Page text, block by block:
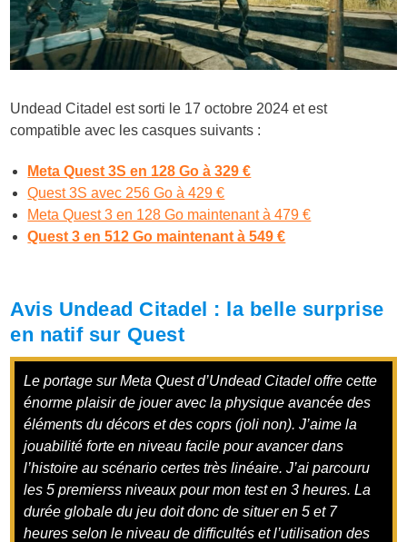
Undead Citadel est sorti le 17 octobre 2024 et est
compatible avec les casques suivants :
Meta Quest 3S en 128 Go à 329 €
Quest 3S avec 256 Go à 429 €
Meta Quest 3 en 128 Go maintenant à 479 €
Quest 3 en 512 Go maintenant à 549 €
Avis Undead Citadel : la belle surprise
en natif sur Quest
Le portage sur Meta Quest d’Undead Citadel offre cette
énorme plaisir de jouer avec la physique avancée des
éléments du décors et des coprs (joli non). J’aime la
jouabilité forte en niveau facile pour avancer dans
l’histoire au scénario certes très linéaire. J’ai parcouru
les 5 premierss niveaux pour mon test en 3 heures. La
durée globale du jeu doit donc de situer en 5 et 7
heures selon le niveau de difficultés et l’utilisation des